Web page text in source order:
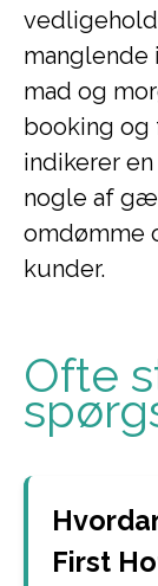
manglende
mad og
booking og
indikerer
nogle af
omdømme
kunder.
Ofte
First